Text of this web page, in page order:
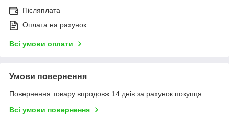
Післяплата
Оплата на рахунок
Всі умови оплати
Умови повернення
Повернення товару впродовж 14 днів за рахунок покупця
Всі умови повернення